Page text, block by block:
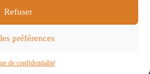
Refuser
préférences
de confidentialité
Politique de confidentialité